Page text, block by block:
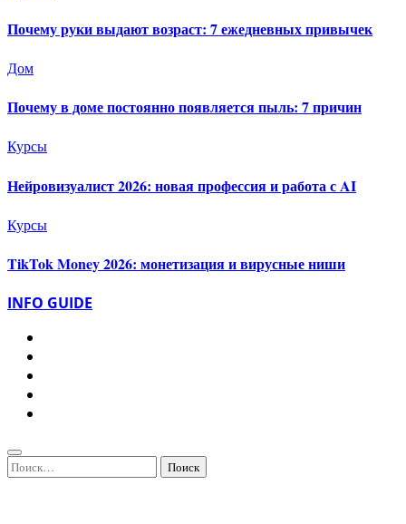
Почему руки выдают возраст: 7 ежедневных привычек
Дом
Почему в доме постоянно появляется пыль: 7 причин
Курсы
Нейровизуалист 2026: новая профессия и работа с AI
Курсы
TikTok Money 2026: монетизация и вирусные ниши
INFO GUIDE
Найти: